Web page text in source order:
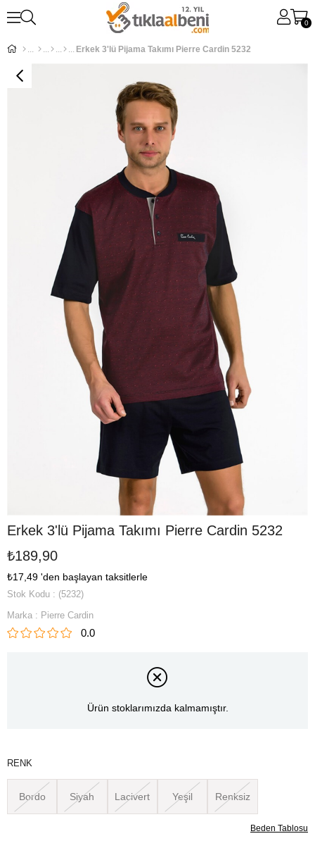
0
Erkek 3'lü Pijama Takımı Pierre Cardin 5232
Erkek 3'lü Pijama Takımı Pierre Cardin 5232
₺189,90
₺17,49 'den başlayan taksitlerle
Stok Kodu
(5232)
Marka : Pierre Cardin
0.0
Ürün stoklarımızda kalmamıştır.
RENK
Bordo Siyah Lacivert Yeşil Renksiz
Beden Tablosu